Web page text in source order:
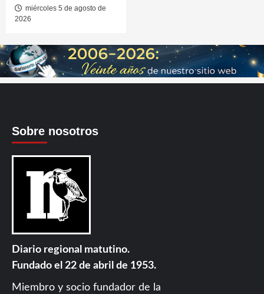
miércoles 5 de agosto de
2026
Sobre nosotros
Diario regional matutino.
Fundado el 22 de abril de 1953.
Miembro y socio fundador de la